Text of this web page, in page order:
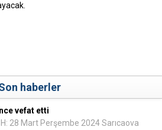
haberler
vefat etti
28 Mart Perşembe 2024 Sarıcaova